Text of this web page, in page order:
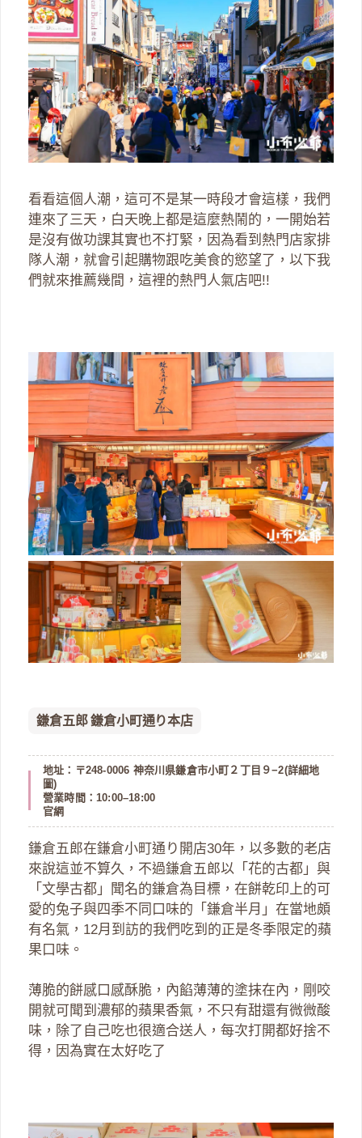
看看這個人潮，這可不是某一時段才會這樣，我們
連來了三天，白天晚上都是這麼熱鬧的，一開始若
是沒有做功課其實也不打緊，因為看到熱門店家排
隊人潮，就會引起購物跟吃美食的慾望了，以下我
們就來推薦幾間，這裡的熱門人氣店吧!!
鎌倉五郎 鎌倉小町通り本店
地址：〒248-0006 神奈川県鎌倉市小町２丁目９−2(詳細地
圖)
營業時間：10:00–18:00
官網
鎌倉五郎在鎌倉小町通り開店30年，以多數的老店
來說這並不算久，不過鎌倉五郎以「花的古都」與
「文學古都」聞名的鎌倉為目標，在餅乾印上的可
愛的兔子與四季不同口味的「鎌倉半月」在當地頗
有名氣，12月到訪的我們吃到的正是冬季限定的蘋
果口味。
薄脆的餅感口感酥脆，內餡薄薄的塗抹在內，剛咬
開就可聞到濃郁的蘋果香氣，不只有甜還有微微酸
味，除了自己吃也很適合送人，每次打開都好捨不
得，因為實在太好吃了